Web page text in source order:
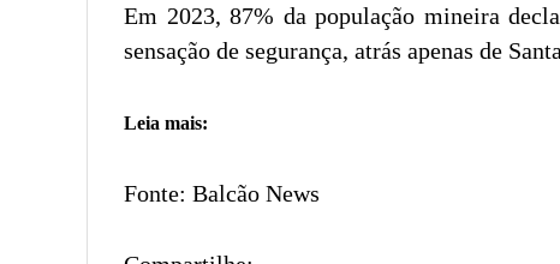
Em 2023, 87% da população mineira
sensação de segurança, atrás apenas de
Leia mais:
Fonte: Balcão News